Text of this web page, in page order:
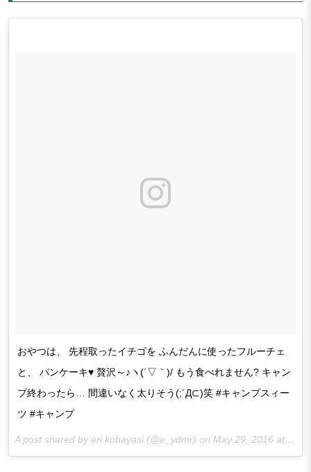
おやつは、 先程取ったイチゴを ふんだんに使ったフルーチェ
と、 パンケーキ♥ 贅沢～♪ヽ(´▽｀)/ もう食べれません? キャン
プ終わったら… 間違いなく太りそう(;´Д⊂)笑 #キャンプスィー
ツ #キャンプ
A post shared by eri.kobayasi (@e_ydmr) on May 29, 2016 at 1:06am PDT